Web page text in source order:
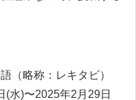
（略称：レキタビ）
(水)〜2025年2月29日